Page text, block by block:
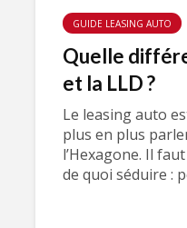
GUIDE LEASING AUTO
Quelle
et la LLD ?
Le leasing auto
plus en plus
l’Hexagone. Il
de quoi séduire :